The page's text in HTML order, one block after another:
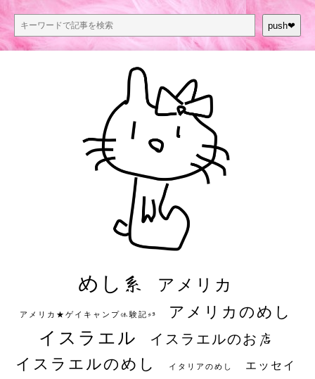
push❤︎
めし系 アメリカ
アメリカ★ゲイキャンプ体験記S3 アメリカのめし
イスラエル イスラエルのお店
イスラエルのめし イタリアのめし エッセイ